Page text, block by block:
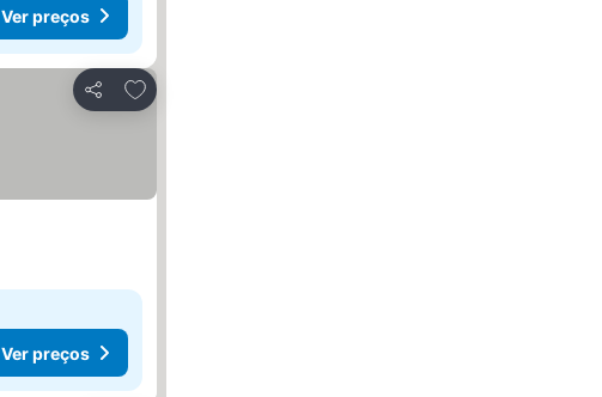
Ver preços
Partilhar
Adicionar aos favoritos
Ver preços